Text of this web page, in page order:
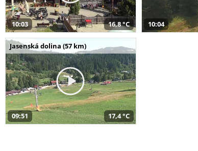
10:03 16,8 °C 10:04
Jasenská dolina (57 km)
09:51 17,4 °C